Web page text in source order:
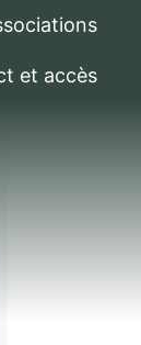
et accès